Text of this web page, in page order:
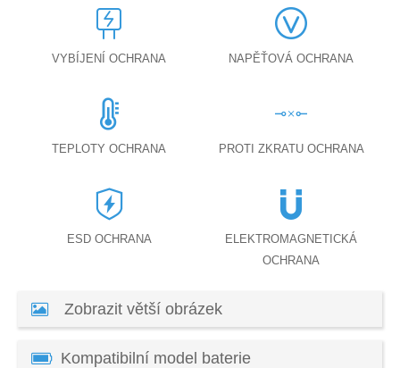
VYBÍJENÍ OCHRANA NAPĚŤOVÁ OCHRANA
TEPLOTY OCHRANA PROTI ZKRATU OCHRANA
ESD OCHRANA
ELEKTROMAGNETICKÁ
OCHRANA
Zobrazit větší obrázek
Kompatibilní model baterie